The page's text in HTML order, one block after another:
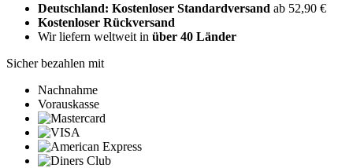
Deutschland: Kostenloser Standardversand ab 52,90 €
Kostenloser Rückversand
Wir liefern weltweit in über 40 Länder
Sicher bezahlen mit
Nachnahme
Vorauskasse